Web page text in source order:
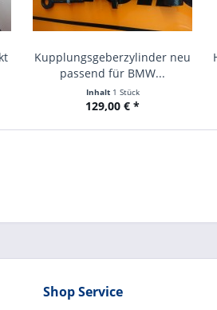
Kupplungsgeberzylinder neu
passend für BMW...
Inhalt 1 Stück
129,00 € *
Shop Service